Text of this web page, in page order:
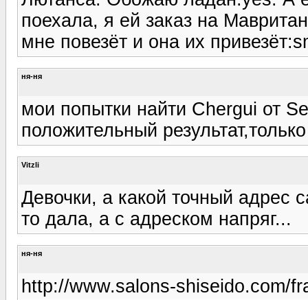
поехала, я ей заказ на
мне повезёт и она их
ня-ня
мои попытки найти Chergui от
положительный
Vitzli
Девочки, а какой точный адрес
то дала, а с адреском напряг...
ня-ня
http://www.salons-shiseido.com/